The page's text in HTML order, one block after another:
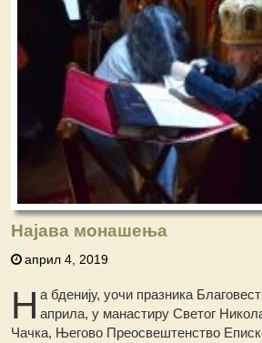
Најава монашења
април 4, 2019
Н а бденију, уочи празника
априла, у манастиру Светог
Чачка, Његово Преосвештенство